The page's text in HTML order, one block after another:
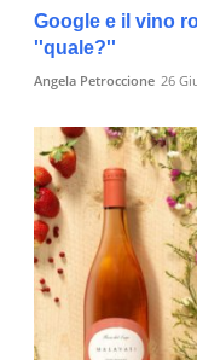
Google e il vino
''quale?''
Angela Petroccione 26